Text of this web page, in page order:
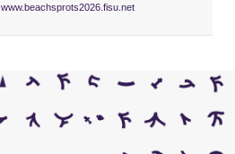
www.beachsprots2026.fisu.net